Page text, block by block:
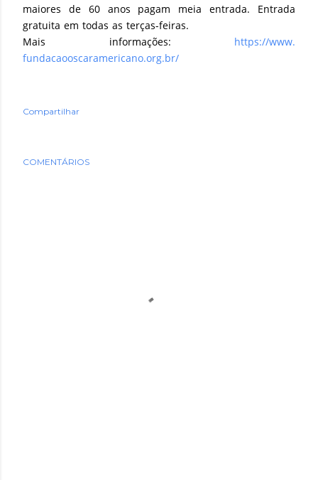
maiores de 60 anos pagam meia entrada. Entrada
gratuita em todas as terças-feiras.
Mais informações: https://www.
fundacaooscaramericano.org.br/
Compartilhar
COMENTÁRIOS